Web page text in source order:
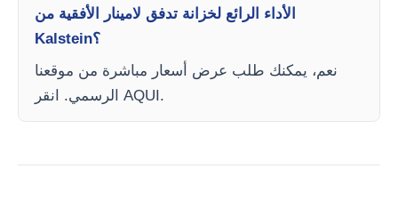
الأداء الرائع لخزانة تدفق لامينار الأفقية من
Kalstein؟
نعم، يمكنك طلب عرض أسعار مباشرة من موقعنا
الرسمي. انقر AQUI.